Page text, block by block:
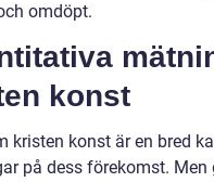
omdöpt.
konst
kristen konst är en bred
på dess förekomst.